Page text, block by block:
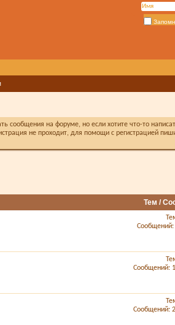
на форуме, но если хотите что-то
не проходит, для помощи с регистрацией
Тем /
Сообщений:
Сообщений:
Сообщений: